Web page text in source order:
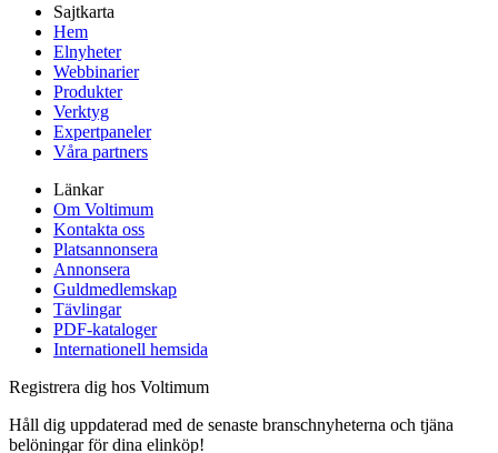
Sajtkarta
Hem
Elnyheter
Webbinarier
Produkter
Verktyg
Expertpaneler
Våra partners
Länkar
Om Voltimum
Kontakta oss
Platsannonsera
Annonsera
Guldmedlemskap
Tävlingar
PDF-kataloger
Internationell hemsida
Registrera dig hos Voltimum
Håll dig uppdaterad med de senaste branschnyheterna och tjäna
belöningar för dina elinköp!